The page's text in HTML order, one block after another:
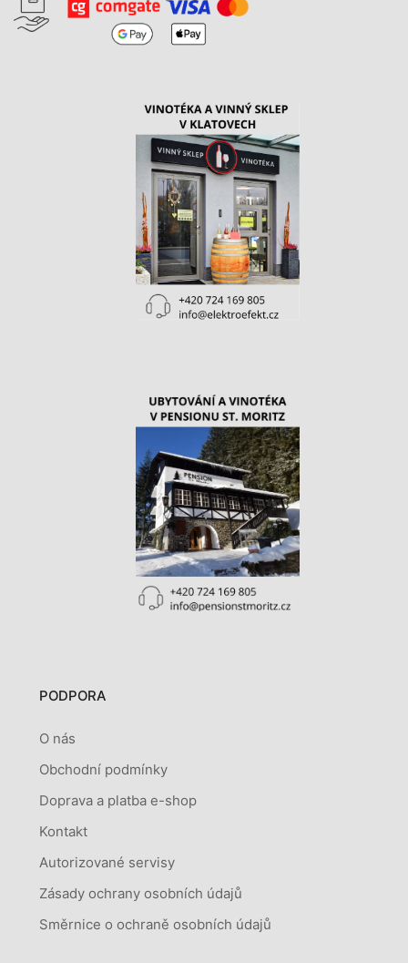
PODPORA
O nás
Obchodní podmínky
Doprava a platba e-shop
Kontakt
Autorizované servisy
Zásady ochrany osobních údajů
Směrnice o ochraně osobních údajů